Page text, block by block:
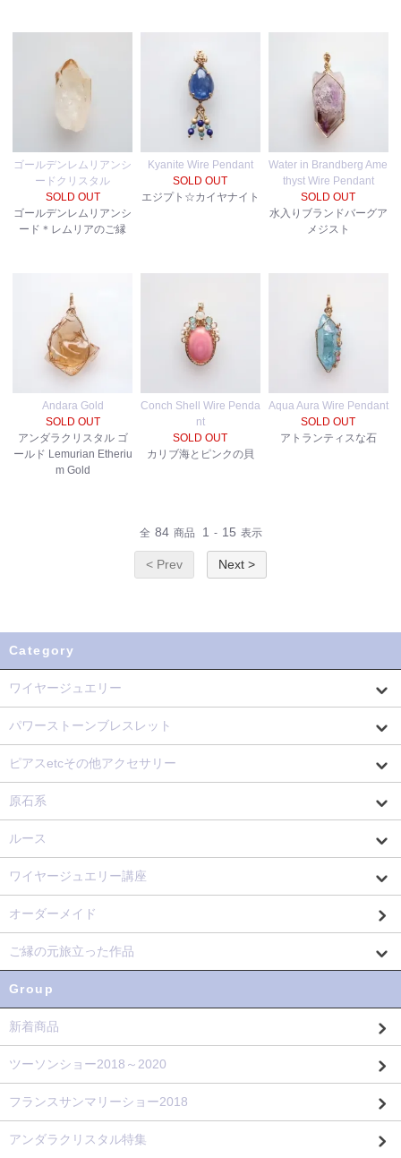
ゴールデンレムリアンシ
ードクリスタル
SOLD OUT
ゴールデンレムリアンシ
ード＊レムリアのご縁
Kyanite Wire Pendant
SOLD OUT
エジプト☆カイヤナイト
Water in Brandberg Ame
thyst Wire Pendant
SOLD OUT
水入りブランドバーグア
メジスト
Andara Gold
SOLD OUT
アンダラクリスタル ゴ
ールド Lemurian Etheriu
m Gold
Conch Shell Wire Penda
nt
SOLD OUT
カリブ海とピンクの貝
Aqua Aura Wire Pendant
SOLD OUT
アトランティスな石
全 84 商品 1 - 15 表示
< Prev Next >
Category
ワイヤージュエリー
パワーストーンブレスレット
ピアスetcその他アクセサリー
原石系
ルース
ワイヤージュエリー講座
オーダーメイド
ご縁の元旅立った作品
Group
新着商品
ツーソンショー2018～2020
フランスサンマリーショー2018
アンダラクリスタル特集